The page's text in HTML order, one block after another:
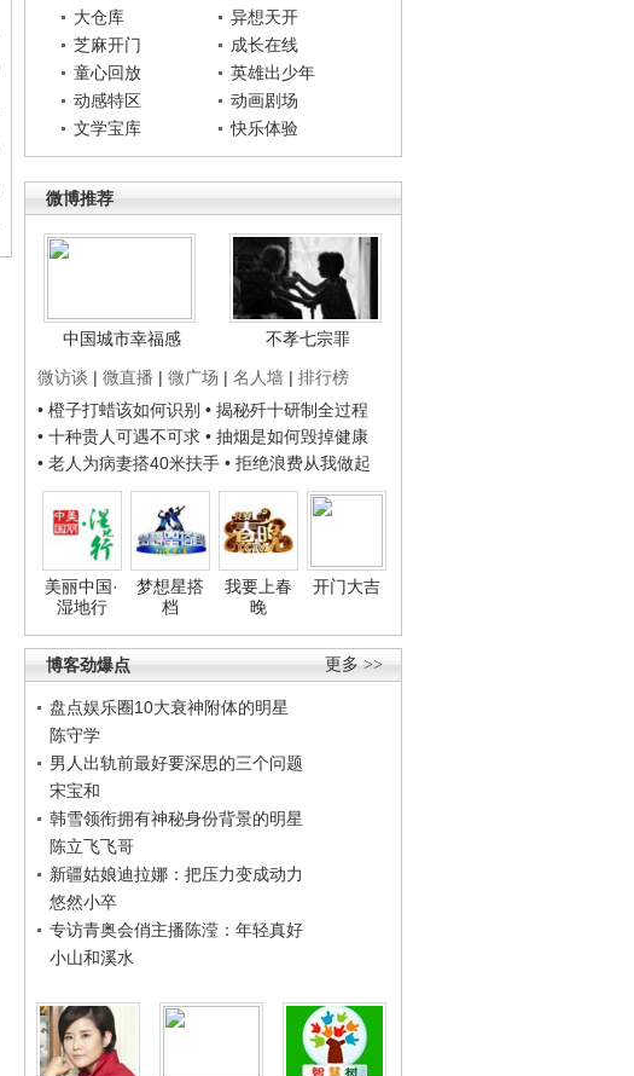
大仓库
异想天开
芝麻开门
成长在线
童心回放
英雄出少年
动感特区
动画剧场
文学宝库
快乐体验
微博推荐
中国城市幸福感
不孝七宗罪
微访谈 | 微直播 | 微广场 | 名人墙 | 排行榜
• 橙子打蜡该如何识别 • 揭秘歼十研制全过程
• 十种贵人可遇不可求 • 抽烟是如何毁掉健康
• 老人为病妻搭40米扶手 • 拒绝浪费从我做起
美丽中国·
湿地行
梦想星搭
档
我要上春
晚
开门大吉
更多 >>
博客劲爆点
盘点娱乐圈10大衰神附体的明星
陈守学
男人出轨前最好要深思的三个问题
宋宝和
韩雪领衔拥有神秘身份背景的明星
陈立飞飞哥
新疆姑娘迪拉娜：把压力变成动力
悠然小卒
专访青奥会俏主播陈滢：年轻真好
小山和溪水